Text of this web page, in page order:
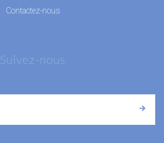
Contactez-nous
Suivez-nous